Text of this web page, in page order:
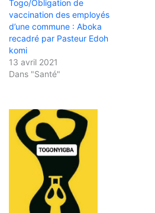
Togo/Obligation de
vaccination des employés
d’une commune : Aboka
recadré par Pasteur Edoh
komi
13 avril 2021
Dans "Santé"